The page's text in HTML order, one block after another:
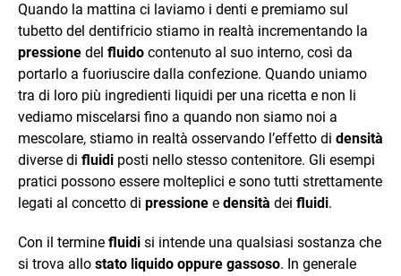
Quando la mattina ci laviamo i denti e premiamo sul
tubetto del dentifricio stiamo in realtà incrementando la
pressione del fluido contenuto al suo interno, così da
portarlo a fuoriuscire dalla confezione. Quando uniamo
tra di loro più ingredienti liquidi per una ricetta e non li
vediamo miscelarsi fino a quando non siamo noi a
mescolare, stiamo in realtà osservando l’effetto di densità
diverse di fluidi posti nello stesso contenitore. Gli esempi
pratici possono essere molteplici e sono tutti strettamente
legati al concetto di pressione e densità dei fluidi.
Con il termine fluidi si intende una qualsiasi sostanza che
si trova allo stato liquido oppure gassoso. In generale